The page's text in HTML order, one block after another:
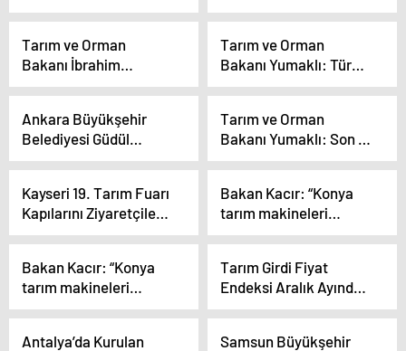
Altınok, Proje Tanıtım
Açıklaması
Niteliğinde
Tarım ve Orman
Bakanı İbrahim
Yumaklı, Kayseri
Birliği’nde tescil
başvurusu olduğunu
açıkladı
Tarım ve Orman
Bakanı Yumaklı: Türk
Tarımında Devrim
Düzenlemeler Yaptık
Ankara Büyükşehir
Belediyesi Güdül
ilçesinde tarım ve
desteklerini anlattı
Tarım ve Orman
Bakanı Yumaklı: Son 21
yılda sebze üretimini
artırdık
Kayseri 19. Tarım Fuarı
Kapılarını Ziyaretçilere
Açtı
Bakan Kacır: “Konya
tarım makineleri
sektöründe önemli bir
Bakan Kacır: “Konya
tarım makineleri
sektöründe önemli bir
Tarım Girdi Fiyat
Endeksi Aralık Ayında
Yüksek Seviyede
Antalya’da Kurulan
Samsun Büyükşehir